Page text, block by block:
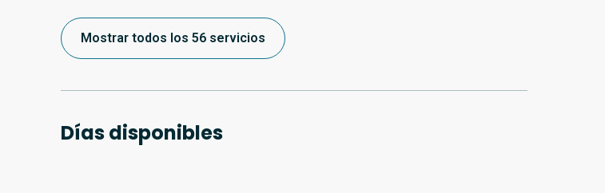
Mostrar todos los 56 servicios
Días disponibles